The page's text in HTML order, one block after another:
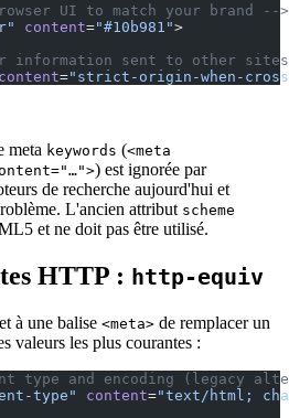
UI to match your brand -->
content="#10b981">
information sent to other
="strict-origin-when-
meta keywords (<meta
) est ignorée par
de recherche aujourd'hui et
L'ancien attribut scheme
et ne doit pas être utilisé.
HTTP : http-equiv
à une balise <meta> de remplacer un
valeurs les plus courantes :
type and encoding (legacy
type" content="text/html;